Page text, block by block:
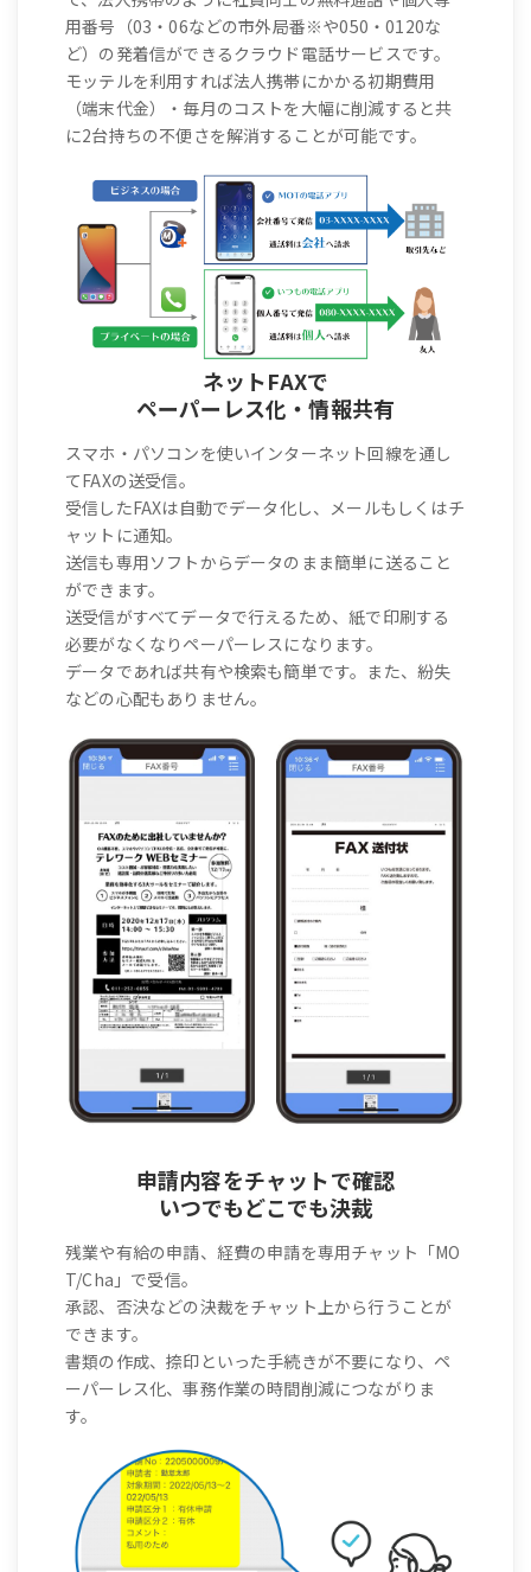
用番号（03・06などの市外局番※や050・0120な
ど）の発着信ができるクラウド電話サービスです。
モッテルを利用すれば法人携帯にかかる初期費用
（端末代金）・毎月のコストを大幅に削減すると共
に2台持ちの不便さを解消することが可能です。
ネットFAXで
ペーパーレス化・情報共有
スマホ・パソコンを使いインターネット回線を通し
てFAXの送受信。
受信したFAXは自動でデータ化し、メールもしくはチ
ャットに通知。
送信も専用ソフトからデータのまま簡単に送ること
ができます。
送受信がすべてデータで行えるため、紙で印刷する
必要がなくなりペーパーレスになります。
データであれば共有や検索も簡単です。また、紛失
などの心配もありません。
申請内容をチャットで確認
いつでもどこでも決裁
残業や有給の申請、経費の申請を専用チャット「MO
T/Cha」で受信。
承認、否決などの決裁をチャット上から行うことが
できます。
書類の作成、捺印といった手続きが不要になり、ペ
ーパーレス化、事務作業の時間削減につながりま
す。